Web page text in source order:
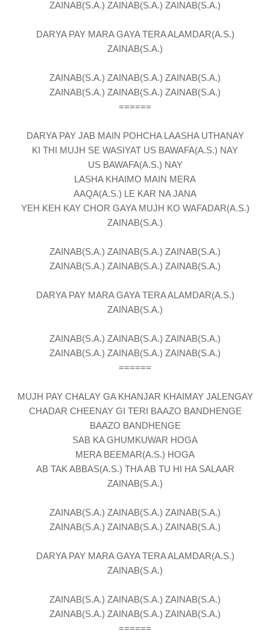
ZAINAB(S.A.) ZAINAB(S.A.) ZAINAB(S.A.)
DARYA PAY MARA GAYA TERA ALAMDAR(A.S.)
ZAINAB(S.A.)
ZAINAB(S.A.) ZAINAB(S.A.) ZAINAB(S.A.)
ZAINAB(S.A.) ZAINAB(S.A.) ZAINAB(S.A.)
======
DARYA PAY JAB MAIN POHCHA LAASHA UTHANAY
KI THI MUJH SE WASIYAT US BAWAFA(A.S.) NAY
US BAWAFA(A.S.) NAY
LASHA KHAIMO MAIN MERA
AAQA(A.S.) LE KAR NA JANA
YEH KEH KAY CHOR GAYA MUJH KO WAFADAR(A.S.)
ZAINAB(S.A.)
ZAINAB(S.A.) ZAINAB(S.A.) ZAINAB(S.A.)
ZAINAB(S.A.) ZAINAB(S.A.) ZAINAB(S.A.)
DARYA PAY MARA GAYA TERA ALAMDAR(A.S.)
ZAINAB(S.A.)
ZAINAB(S.A.) ZAINAB(S.A.) ZAINAB(S.A.)
ZAINAB(S.A.) ZAINAB(S.A.) ZAINAB(S.A.)
======
MUJH PAY CHALAY GA KHANJAR KHAIMAY JALENGAY
CHADAR CHEENAY GI TERI BAAZO BANDHENGE
BAAZO BANDHENGE
SAB KA GHUMKUWAR HOGA
MERA BEEMAR(A.S.) HOGA
AB TAK ABBAS(A.S.) THA AB TU HI HA SALAAR
ZAINAB(S.A.)
ZAINAB(S.A.) ZAINAB(S.A.) ZAINAB(S.A.)
ZAINAB(S.A.) ZAINAB(S.A.) ZAINAB(S.A.)
DARYA PAY MARA GAYA TERA ALAMDAR(A.S.)
ZAINAB(S.A.)
ZAINAB(S.A.) ZAINAB(S.A.) ZAINAB(S.A.)
ZAINAB(S.A.) ZAINAB(S.A.) ZAINAB(S.A.)
======